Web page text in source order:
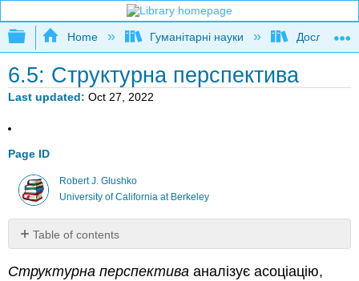
Expand/collapse global hierarchy
Home Гуманітарні науки
6.5: Структурна перспектива
Last updated Oct 27, 2022
Page ID
Robert J. Glushko
University of California at Berkeley
Table of contents
неявна
Структурна перспектива аналізує асоціацію,